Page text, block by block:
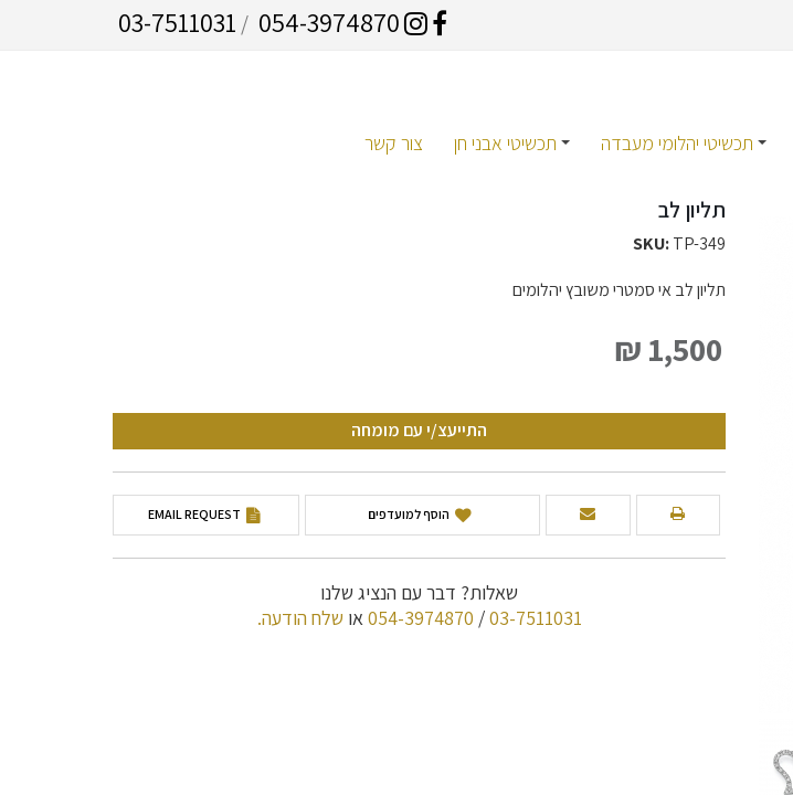
054-3974870
/
03-7511031
תכשיטי יהלומי מעבדה תכשיטי אבני חן צור קשר
תליון לב
SKU:TP-349
תליון לב אי סמטרי משובץ יהלומים
1,500 ₪
התייעצ/י עם מומחה
הוסף למועדפים EMAIL REQUEST
שאלות? דבר עם הנציג שלנו
03-7511031
/
054-3974870או שלח הודעה.